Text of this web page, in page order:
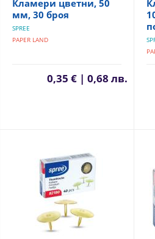
Кламери цветни, 50
мм, 30 броя
SPREE
PAPER LAND
0,35 € | 0,68 лв.